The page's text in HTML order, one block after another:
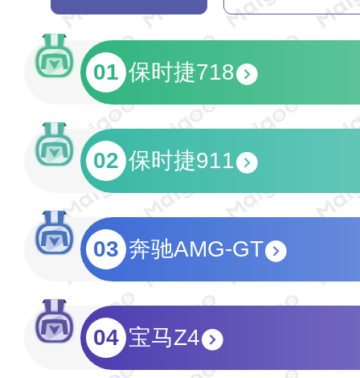
01 保时捷718
02 保时捷911
03 奔驰AMG-GT
04 宝马Z4